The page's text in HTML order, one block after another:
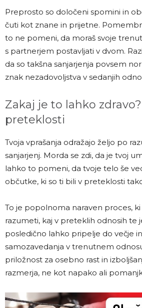
Preprosto so določeni spomini in
čuti kot znane in prijetne.
to ne pomeni, da moraš svoje
s partnerjem postavljati v dvom.
da so takšna sanjarjenja povsem
znak nezadovoljstva v sedanjih
Zakaj je to lahko
preteklosti
Tvoja vprašanja odražajo željo po
sanjarjenj. Morda se zdi, da je tvoj
lahko to pomeni, da tvoje telo še
občutke, ki so ti bili v preteklosti
To je popolnoma naraven proces,
razumeti, kaj v preteklih odnosih te
posledično lahko pripelje do večje
samozavedanja v trenutnem
priložnost za osebno rast in
razmerja, ne kot napako ali